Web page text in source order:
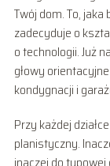
Twój dom. To, jaka
zadecyduje o
o technologii. Już
głowy
kondygnacji i
Przy każdej
planistyczny.